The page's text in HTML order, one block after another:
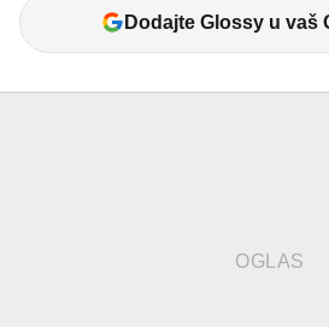
Dodajte Glossy u vaš